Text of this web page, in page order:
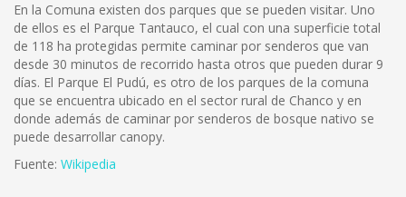
En la Comuna existen dos parques que se pueden visitar. Uno
de ellos es el Parque Tantauco, el cual con una superficie total
de 118 ha protegidas permite caminar por senderos que van
desde 30 minutos de recorrido hasta otros que pueden durar 9
días. El Parque El Pudú, es otro de los parques de la comuna
que se encuentra ubicado en el sector rural de Chanco y en
donde además de caminar por senderos de bosque nativo se
puede desarrollar canopy.
Fuente: Wikipedia